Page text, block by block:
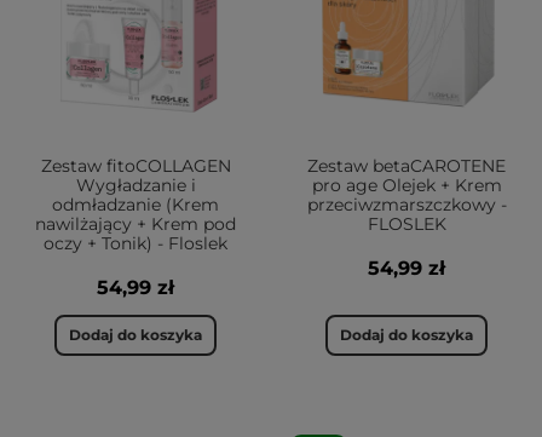
Zestaw fitoCOLLAGEN
Wygładzanie i
odmładzanie (Krem
nawilżający + Krem pod
oczy + Tonik) - Floslek
54,99 zł
Dodaj do koszyka
Zestaw betaCAROTENE
pro age Olejek + Krem
przeciwzmarszczkowy -
FLOSLEK
54,99 zł
Dodaj do koszyka